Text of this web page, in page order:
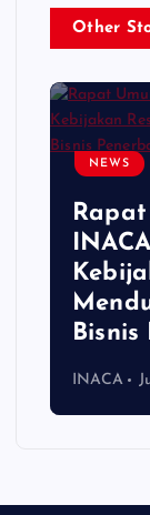
Other